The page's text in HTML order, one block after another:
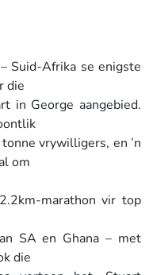
Suid-Afrika se enigste
die
in George aangebied.
vrywilligers, en ’n
om
marathon vir top
SA en Ghana – met
die